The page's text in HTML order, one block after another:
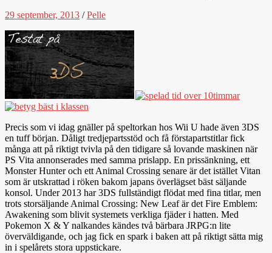
29 september, 2013 /Pelle
Precis som vi idag gnäller på speltorkan hos Wii U hade även 3DS
en tuff början. Dåligt tredjepartsstöd och få förstapartstitlar fick
många att på riktigt tvivla på den tidigare så lovande maskinen när
PS Vita annonserades med samma prislapp. En prissänkning, ett
Monster Hunter och ett Animal Crossing senare är det istället Vitan
som är utskrattad i röken bakom japans överlägset bäst säljande
konsol. Under 2013 har 3DS fullständigt flödat med fina titlar, men
trots storsäljande Animal Crossing: New Leaf är det Fire Emblem:
Awakening som blivit systemets verkliga fjäder i hatten. Med
Pokemon X & Y nalkandes kändes två bärbara JRPG:n lite
överväldigande, och jag fick en spark i baken att på riktigt sätta mig
in i spelårets stora uppstickare.